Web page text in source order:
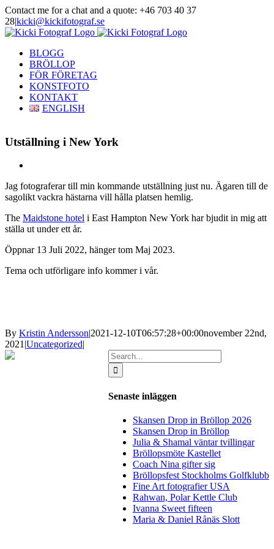
Skip
to
content
Contact me for a chat and a quote: +46 703 40 37
28|kicki@kickifotograf.se
Instagram
Facebook
BLOGG
BRÖLLOP
FÖR FÖRETAG
KONSTFOTO
KONTAKT
ENGLISH
Utställning i New York
Image
Jag fotograferar till min kommande utställning just nu. Ägaren till de
sagolikt vackra hästarna vill hålla platsen hemlig.
The Maidstone hotel i East Hampton New York har bjudit in mig att
ställa ut under ett år.
Öppnar 13 Juli 2022, hänger tom Maj 2023.
Tema och utförligare info kommer i vår.
By Kristin Andersson|2021-12-10T06:57:28+00:00november 22nd,
2021|Uncategorized|
Search
for:
Senaste inläggen
Skansen Drop in Bröllop 2026
Skansen Drop in Bröllop
Julia & Shamal väntar tvillingar
Bröllopsmöte Kastellet
Coach Nina gifter sig
Bröllopsfest Stockholms Golfklubb
Fine Art fotografier USA
Rahwan, Polar Kettle Club
Ivanna Sweet fifteen
Maria & Daniel Rånäs Slott